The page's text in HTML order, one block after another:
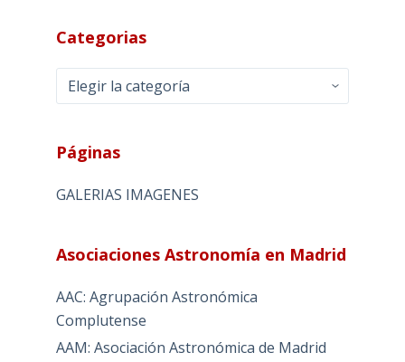
Categorias
Categorias
Páginas
GALERIAS IMAGENES
Asociaciones Astronomía en Madrid
AAC: Agrupación Astronómica
Complutense
AAM: Asociación Astronómica de Madrid